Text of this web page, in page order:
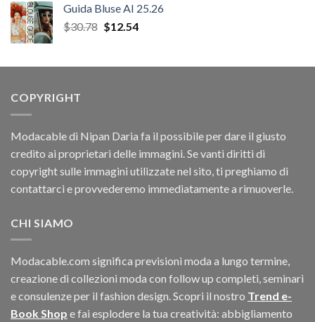
Guida Bluse AI 25.26
$30.78 Il
era:
$12.54Il
è:
COPYRIGHT
Modacable di Nipan Daria fa il possibile per dare il giusto
credito ai proprietari delle immagini. Se vanti diritti di
copyright sulle immagini utilizzate nel sito, ti preghiamo di
contattarci e provvederemo immediatamente a rimuoverle.
CHI SIAMO
Modacable.com significa previsioni moda a lungo termine,
creazione di collezioni moda con follow up completi, seminari
e consulenze per il fashion design. Scopri il nostro Trend e-
Book Shop e fai esplodere la tua creatività: abbigliamento